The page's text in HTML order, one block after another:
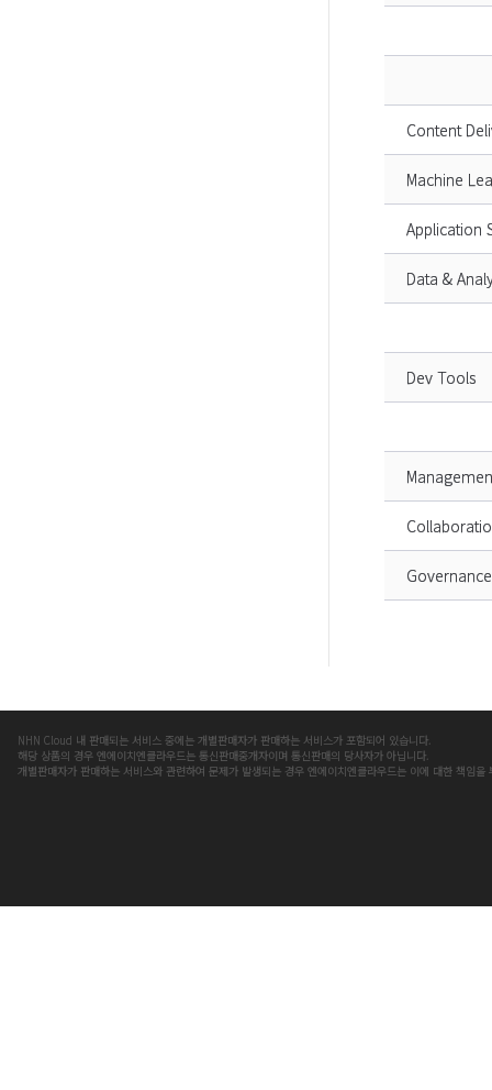
Content
Machine
Application
Data &
Dev Tools
NHN Cloud 내 판매되는 서비스 중에는 개별판매자가 판매하는 서비스가 포함되어 있습니다.
해당 상품의 경우 엔에이치엔클라우드는 통신판매중개자이며 통신판매의 당사자가 아닙니다.
개별판매자가 판매하는 서비스와 관련하여 문제가 발생되는 경우 엔에이치엔클라우드는 이에 대한 책임을